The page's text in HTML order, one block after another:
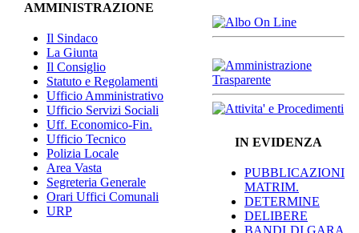
AMMINISTRAZIONE
Il Sindaco
La Giunta
Il Consiglio
Statuto e Regolamenti
Ufficio Amministrativo
Ufficio Servizi Sociali
Uff. Economico-Fin.
Ufficio Tecnico
Polizia Locale
Area Vasta
Segreteria Generale
Orari Uffici Comunali
URP
IN EVIDENZA
PUBBLICAZIONI
MATRIM.
DETERMINE
DELIBERE
BANDI DI GARA